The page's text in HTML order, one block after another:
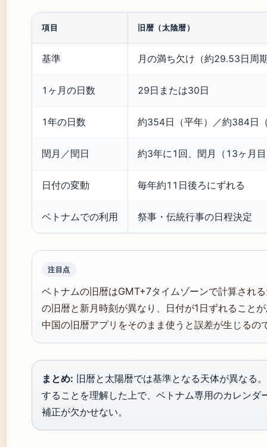
項目 旧暦（太陰暦）
基準 月の満ち欠け（約29.53日周
1ヶ月の日数 29日または30日
1年の日数 約354日（平年）／約384日
閏月／閏日 約3年に1回、閏月（13ヶ月
日付の変動 毎年約11日後ろにずれる
ベトナムでの利用 祭事・伝統行事の日程決定
注目点
ベトナムの旧暦はGMT+7タイムゾーンで計算され
の旧暦と新月時刻が異なり、日付が1日ずれること
中国の旧暦アプリをそのまま使うと誤差が生じる
まとめ: 旧暦と太陽暦では基準となる天体が異なる
することを理解した上で、ベトナム専用のカレン
補正が欠かせない。